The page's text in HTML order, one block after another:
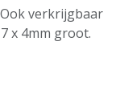
verkrijgbaar
x 4mm groot.